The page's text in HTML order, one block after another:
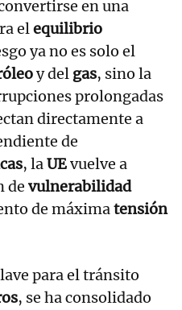
en una
elequilibrio
ya no es solo el
y del gas, sino la
prolongadas
directamente a
de
, laUEvuelve a
de vulnerabilidad
de máximatensión
para el tránsito
, se ha consolidado